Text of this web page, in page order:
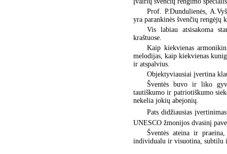
Prof. P.Dundulienės,
yra parankinės švenčių rengėjų
Vis labiau atsisakoma
kraštuose.
Kaip kiekvienas
melodijas, kaip kiekvienas
ir atspalvius.
Objektyviausiai įvertina
Šventės buvo ir liko
tautiškumo ir patriotiškumo
nekelia jokių abejonių.
Pats didžiausias
UNESCO žmonijos dvasinį
Šventės ateina ir
individualu ir visuotina, subtilu